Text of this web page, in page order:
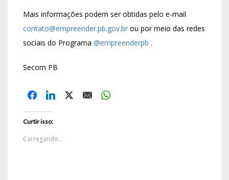
Mais informações podem ser obtidas pelo e-mail
contato@empreender.pb.gov.br ou por meio das redes
sociais do Programa @empreenderpb .
Secom PB
Curtir isso:
Carregando...